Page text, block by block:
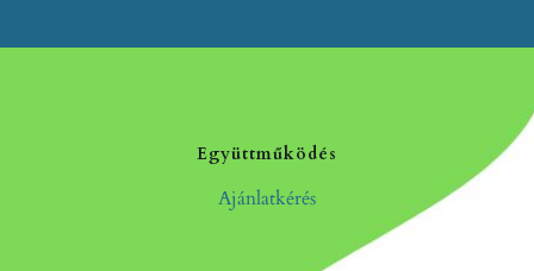
Együttműködés
Ajánlatkérés